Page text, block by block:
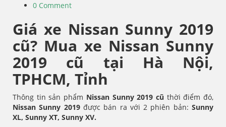
0 Comment
Giá xe Nissan Sunny 2019
cũ? Mua xe Nissan Sunny
2019 cũ tại Hà Nội,
TPHCM, Tỉnh
Thông tin sản phẩm Nissan Sunny 2019 cũ thời điểm đó,
NissanSunny 2019được bán ra với 2 phiên bản:Sunny
XL, Sunny XT, Sunny XV.